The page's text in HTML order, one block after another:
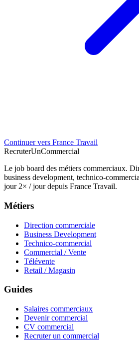
Continuer vers France Travail
RecruterUnCommercial
Le job board des métiers commerciaux.
business development, technico-
jour 2× / jour depuis France Travail.
Métiers
Direction commerciale
Business Development
Technico-commercial
Commercial / Vente
Télévente
Retail / Magasin
Guides
Salaires commerciaux
Devenir commercial
CV commercial
Recruter un commercial